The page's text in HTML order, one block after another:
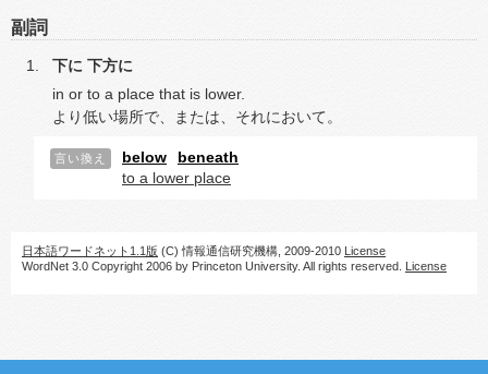
副詞
下に 下方に
in or to a place that is lower.
より低い場所で、または、それにおいて。
言い換え below
beneath
to a lower place
日本語ワードネット1.1版 (C) 情報通信研究機構, 2009-2010 License
WordNet 3.0 Copyright 2006 by Princeton University. All rights reserved. License